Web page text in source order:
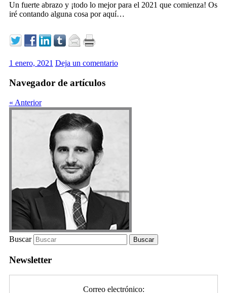
Un fuerte abrazo y ¡todo lo mejor para el 2021 que comienza! Os
iré contando alguna cosa por aquí…
1 enero, 2021 Deja un comentario
Navegador de artículos
« Anterior
Buscar
Newsletter
Correo electrónico: